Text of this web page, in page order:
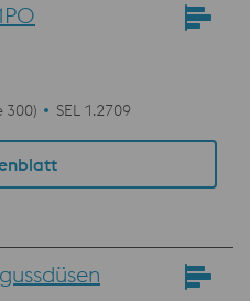
300)
SEL 1.2709